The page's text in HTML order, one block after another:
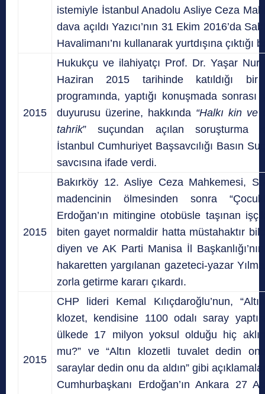
istemiyle İstanbul Anadolu Asliye Ceza
dava açıldı Yazıcı’nın 31 Ekim 2016’da
Havalimanı’nı kullanarak yurtdışına çıktığı
2015
Hukukçu ve ilahiyatçı Prof. Dr. Yaşar
Haziran 2015 tarihinde katıldığı bir
programında, yaptığı konuşmada sonrası
duyurusu üzerine, hakkında “Halkı kin ve
tahrik” suçundan açılan soruşturma
İstanbul Cumhuriyet Başsavcılığı Basın
savcısına ifade verdi.
2015
Bakırköy 12. Asliye Ceza Mahkemesi,
madencinin ölmesinden sonra
Erdoğan’ın mitingine otobüsle taşınan
biten gayet normaldir hatta müstahaktır
diyen ve AK Parti Manisa İl
hakaretten yargılanan gazeteci-yazar
zorla getirme kararı çıkardı.
2015
CHP lideri Kemal Kılıçdaroğlu’nun,
klozet, kendisine 1100 odalı saray
ülkede 17 milyon yoksul olduğu hiç
mu?” ve “Altın klozetli tuvalet dedin
saraylar dedin onu da aldın” gibi
Cumhurbaşkanı Erdoğan’ın Ankara 27